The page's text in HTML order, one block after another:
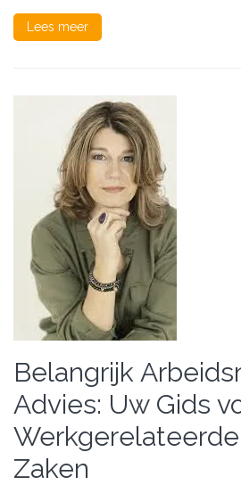
Lees meer
Belangrijk
Advies: Uw Gids
Zaken